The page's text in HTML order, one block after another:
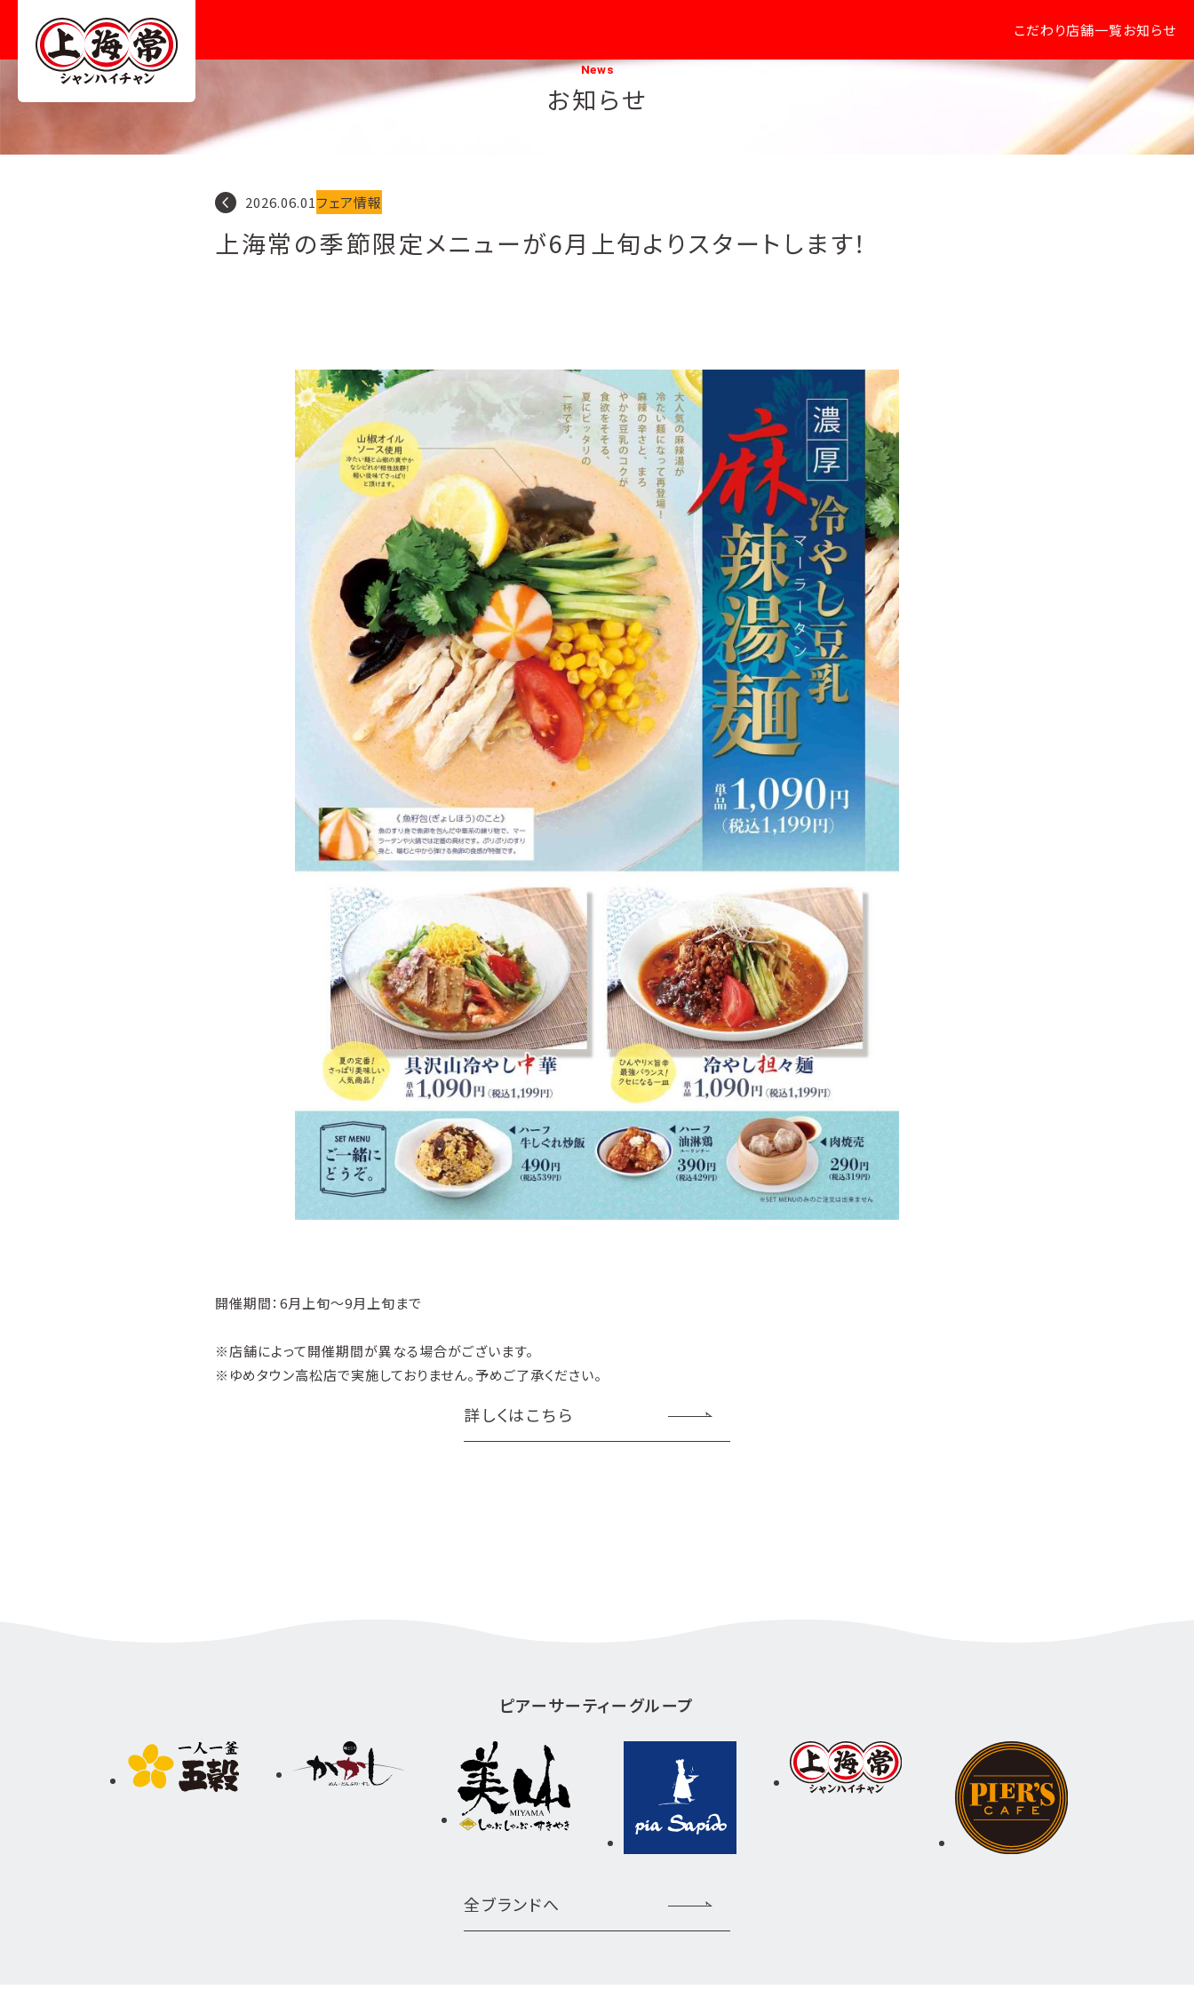
こだわり店舗一覧お知らせ
News
お知らせ
navigate_before 2026.06.01フェア情報
上海常の季節限定メニューが6月上旬よりスタートします！
開催期間：6月上旬～9月上旬まで
※店舗によって開催期間が異なる場合がございます。
※ゆめタウン高松店で実施しておりません。予めご了承ください。
詳しくはこちら
ピアーサーティーグループ
全ブランドへ